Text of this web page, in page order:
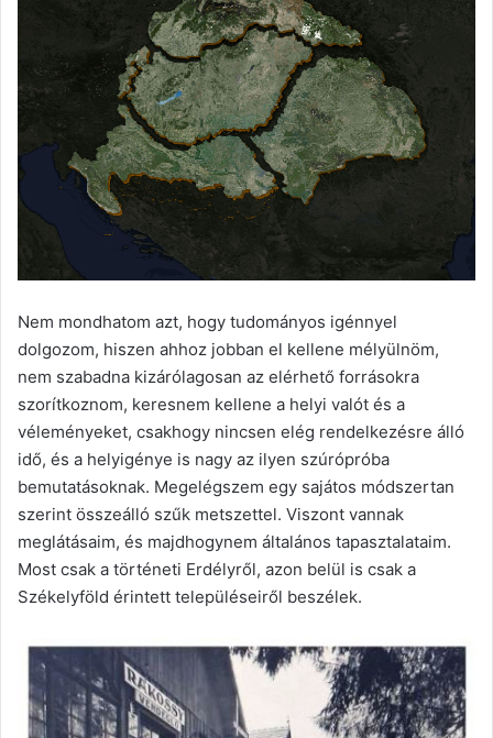
Nem mondhatom azt, hogy tudományos igénnyel
dolgozom, hiszen ahhoz jobban el kellene mélyülnöm,
nem szabadna kizárólagosan az elérhető forrásokra
szorítkoznom, keresnem kellene a helyi valót és a
véleményeket, csakhogy nincsen elég rendelkezésre álló
idő, és a helyigénye is nagy az ilyen szúrópróba
bemutatásoknak. Megelégszem egy sajátos módszertan
szerint összeálló szűk metszettel. Viszont vannak
meglátásaim, és majdhogynem általános tapasztalataim.
Most csak a történeti Erdélyről, azon belül is csak a
Székelyföld érintett településeiről beszélek.